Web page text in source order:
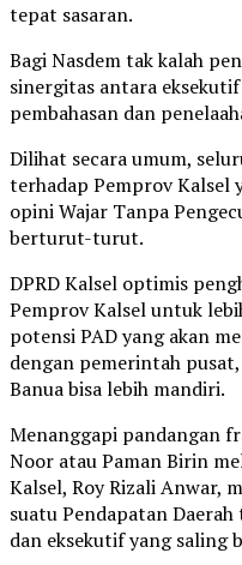
tepat sasaran.
Bagi Nasdem tak kalah
sinergitas antara
pembahasan dan
Dilihat secara umum,
terhadap Pemprov Kalsel
opini Wajar Tanpa
berturut-turut.
DPRD Kalsel optimis
Pemprov Kalsel untuk
potensi PAD yang akan
dengan pemerintah
Banua bisa lebih mandiri.
Menanggapi pandangan
Noor atau Paman Birin
Kalsel, Roy Rizali Anwar,
suatu Pendapatan
dan eksekutif yang saling